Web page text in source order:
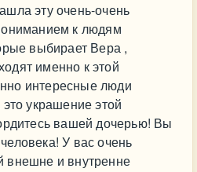
эту очень-очень
к людям
выбирает Вера ,
именно к этой
интересные люди
украшение этой
вашей дочерью! Вы
У вас очень
внешне и внутренне